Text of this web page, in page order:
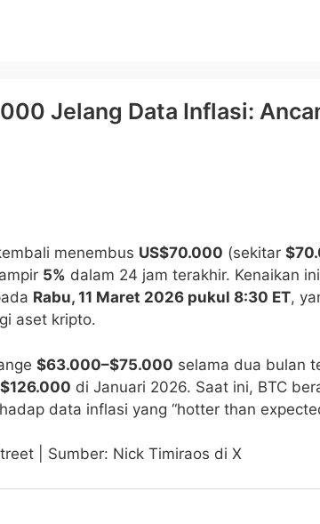
Jelang Data Inflasi:
menembus US$70.000 (sekitar
5% dalam 24 jam terakhir. Kenaikan
Rabu, 11 Maret 2026 pukul 8:30 ET,
aset kripto.
$63.000–$75.000 selama dua bulan
$126.000 di Januari 2026. Saat ini, BTC
data inflasi yang “hotter than
| Sumber: Nick Timiraos di X